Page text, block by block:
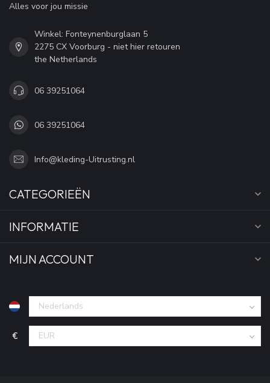
Alles voor jou missie
Winkel: Fonteynenburglaan 5
2275 CX Voorburg - niet hier retouren
the Netherlands
06 39251064
06 39251064
Info@kleding-Uitrusting.nl
CATEGORIEËN
INFORMATIE
MIJN ACCOUNT
€